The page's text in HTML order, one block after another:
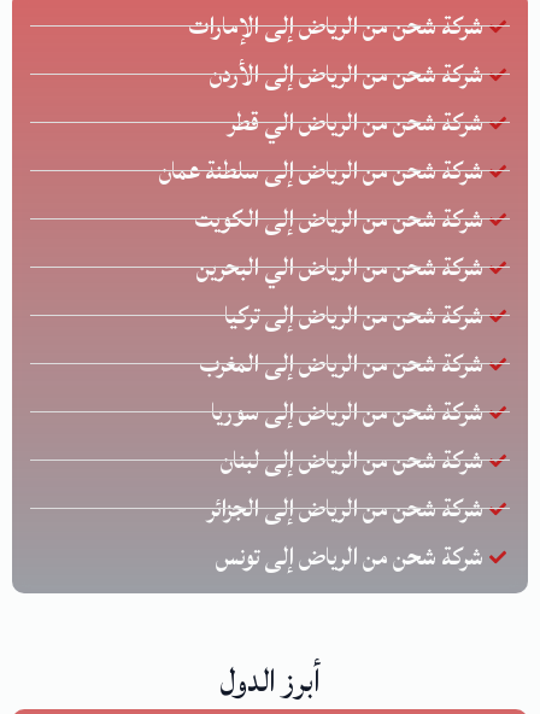
شركة شحن من الرياض إلى الإمارات
شركة شحن من الرياض إلى الأردن
شركة شحن من الرياض الي قطر
شركة شحن من الرياض إلى سلطنة عمان
شركة شحن من الرياض إلى الكويت
شركة شحن من الرياض الي البحرين
شركة شحن من الرياض إلى تركيا
شركة شحن من الرياض إلى المغرب
شركة شحن من الرياض إلى سوريا
شركة شحن من الرياض إلى لبنان
شركة شحن من الرياض إلى الجزائر
شركة شحن من الرياض إلى تونس
أبرز الدول